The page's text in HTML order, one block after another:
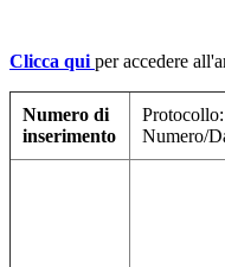
Clicca qui per accedere
Numero di
inserimento
Protocollo:
Numero/